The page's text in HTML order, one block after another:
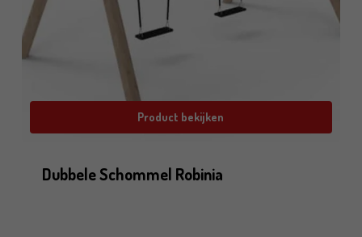
Product bekijken
Dubbele Schommel Robinia